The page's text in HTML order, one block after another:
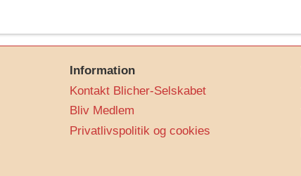
Information
Kontakt Blicher-Selskabet
Bliv Medlem
Privatlivspolitik og cookies